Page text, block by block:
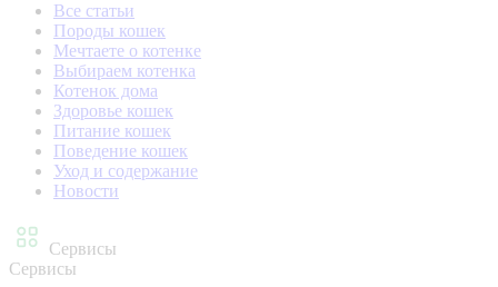
Все статьи
Породы кошек
Мечтаете о котенке
Выбираем котенка
Котенок дома
Здоровье кошек
Питание кошек
Поведение кошек
Уход и содержание
Новости
Сервисы
Сервисы